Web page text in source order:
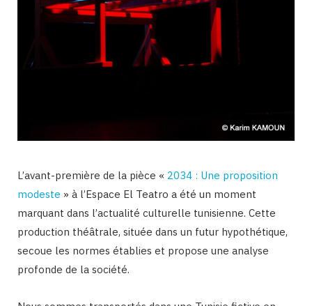
L’avant-première de la pièce « 2034 : Une proposition
modeste » à l’Espace El Teatro a été un moment
marquant dans l’actualité culturelle tunisienne. Cette
production théâtrale, située dans un futur hypothétique,
secoue les normes établies et propose une analyse
profonde de la société.